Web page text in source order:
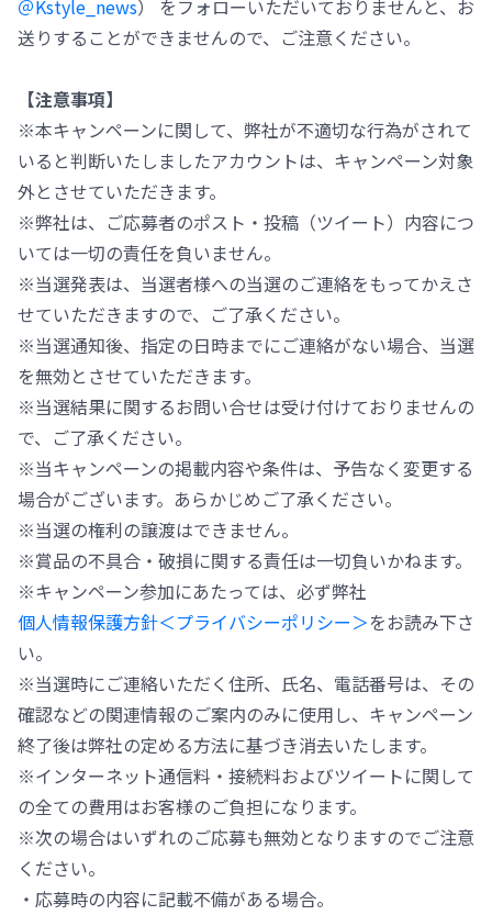
＠Kstyle_news） をフォローいただいておりませんと、お
送りすることができませんので、ご注意ください。
【注意事項】
※本キャンペーンに関して、弊社が不適切な行為がされて
いると判断いたしましたアカウントは、キャンペーン対象
外とさせていただきます。
※弊社は、ご応募者のポスト・投稿（ツイート）内容につ
いては一切の責任を負いません。
※当選発表は、当選者様への当選のご連絡をもってかえさ
せていただきますので、ご了承ください。
※当選通知後、指定の日時までにご連絡がない場合、当選
を無効とさせていただきます。
※当選結果に関するお問い合せは受け付けておりませんの
で、ご了承ください。
※当キャンペーンの掲載内容や条件は、予告なく変更する
場合がございます。あらかじめご了承ください。
※当選の権利の譲渡はできません。
※賞品の不具合・破損に関する責任は一切負いかねます。
※キャンペーン参加にあたっては、必ず弊社
個人情報保護方針＜プライバシーポリシー＞をお読み下さ
い。
※当選時にご連絡いただく住所、氏名、電話番号は、その
確認などの関連情報のご案内のみに使用し、キャンペーン
終了後は弊社の定める方法に基づき消去いたします。
※インターネット通信料・接続料およびツイートに関して
の全ての費用はお客様のご負担になります。
※次の場合はいずれのご応募も無効となりますのでご注意
ください。
・応募時の内容に記載不備がある場合。